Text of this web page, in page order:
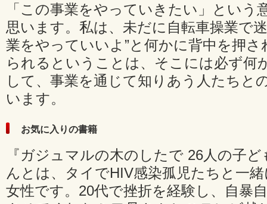
「この事業をやっていきたい」という
思います。私は、未だに自転車操業で
業をやっていいよ”と何かに背中を押
られるということは、そこには必ず何
して、事業を通じて知りあう人たちと
います。
お気に入りの書籍
『ガジュマルの木のしたで 26人の子
んとは、タイでHIV感染孤児たちと一
女性です。20代で挫折を経験し、自暴